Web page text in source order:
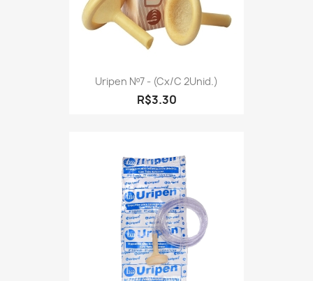
Uripen Nº7 - (cx/c 2Unid.)
R$3.30